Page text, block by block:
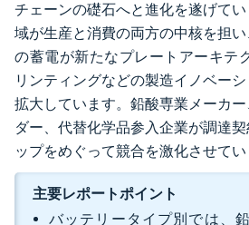
チェーンの礎石へと進化を遂げて
域が生産と消費の両方の中核を担
の蓄電が新たなプレートアーキテ
リンティングなどの製造イノベー
拡大しています。鉛酸専業メーカ
ダー、代替化学品参入企業が調達
ップをめぐって競合を激化させてい
主要レポートポイント
バッテリータイプ別では、